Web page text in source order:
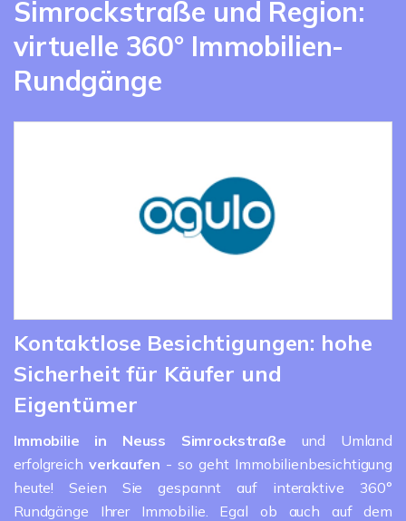
Simrockstraße und Region:
virtuelle 360° Immobilien-
Rundgänge
Kontaktlose Besichtigungen: hohe
Sicherheit für Käufer und
Eigentümer
Immobilie in Neuss Simrockstraße und Umland
erfolgreich verkaufen - so geht Immobilienbesichtigung
heute! Seien Sie gespannt auf interaktive 360°
Rundgänge Ihrer Immobilie. Egal ob auch auf dem